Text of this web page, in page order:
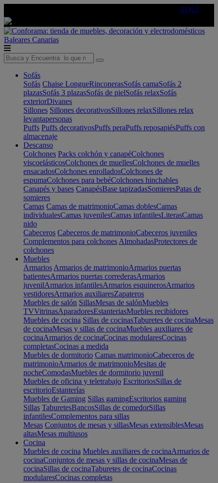
AQUÍ
Baleares Canarias
Sofás
Sofás Chaise LongueRinconerasSofás camaSofás 2
plazasSofás 3 plazasSofás de pielSofás relaxSofás
exteriorDivanes
Sillones Sillones decorativosSillones relaxSillones relax
levantapersonas
Puffs Puffs decorativosPuffs peraPuffs reposapiésPuffs con
almacenaje
Descanso
Colchones Packs colchón y canapéColchones
viscoelásticosColchones de muellesColchones de muelles
ensacadosColchones enrolladosColchones de
espumaColchones para bebéColchones hinchables
Canapés y bases CanapésBase tapizadasSomieresPatas de
somieres
Camas Camas de matrimonioCamas doblesCamas
individualesCamas juvenilesCamas infantilesLiterasCamas
nido
Cabeceros Cabeceros de matrimonioCabeceros juveniles
Complementos para colchones AlmohadasProtectores de
colchones
Muebles
Armarios Armarios de matrimonioArmarios puertas
batientesArmarios puertas correderasArmarios
juvenilArmarios infantilesArmarios esquinerosArmarios
vestidoresArmarios auxiliaresZapateros
Muebles de salón SillasMesas de salónMuebles
TVVitrinasAparadoresEstanteriasMuebles recibidores
Muebles de cocina Sillas de cocinasTaburetes de cocinaMesas
de cocinaMesas y sillas de cocinaMuebles auxiliares de
cocinaArmarios de cocinaCocinas modularesCocinas
completasCocinas a medida
Muebles de dormitorio Camas matrimonioCabeceros de
matrimonioArmarios de matrimonioMesitas de
nocheComodasMuebles de dormitorio juvenil
Muebles de oficina y teletrabajo EscritoriosSillas de
escritorioEstanterías
Muebles de Gaming Sillas gamingEscritorios gaming
Sillas TaburetesBancosSillas de comedorSillas
infantilesComplementos para sillas
Mesas Conjuntos de mesas y sillasMesas extensiblesMesas
altasMesas multiusos
Cocina
Muebles de cocina Muebles auxiliares de cocinaArmarios de
cocinaConjuntos de mesas y sillas de cocinaMesas de
cocinaSillas de cocinaTaburetes de cocinaCocinas
modularesCocinas completas